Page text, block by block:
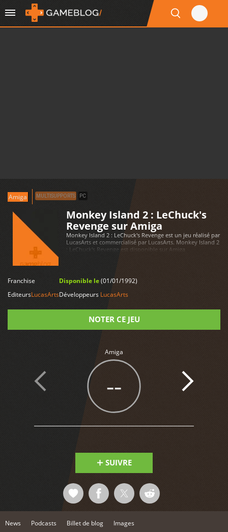
Amiga MULTISUPPORTS PC
Monkey Island 2 : LeChuck's
Revenge sur Amiga
Monkey Island 2 : LeChuck's Revenge est un jeu réalisé par
LucasArts et commercialisé par LucasArts. Monkey Island 2
: LeChuck's Revenge est disponible sur Amiga
Franchise
EditeursLucasArts
Disponible le(01/01/1992)
Développeurs LucasArts
NOTER CE JEU
Amiga
--
SUIVRE
News Podcasts Billet de blog Images